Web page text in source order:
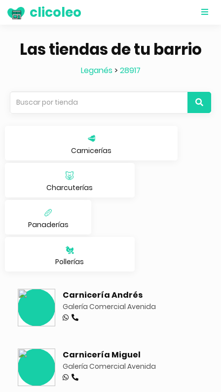
clicoleo
Las tiendas de tu barrio
Leganés > 28917
🥩
Carnicerías
🐷
Charcuterías
🥖
Panaderías
🐔
Pollerías
Carnicería Andrés
Galería Comercial Avenida
Carnicería Miguel
Galería Comercial Avenida